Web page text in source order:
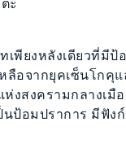
เพียงหลังเดียวที่มีป้
ลือจากยุคเซ็นโกคุแ
งสงครามกลางเมื
นป้อมปราการ มีฟัง